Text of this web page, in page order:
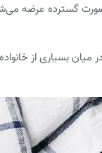
گسترده عرضه
بسیاری از